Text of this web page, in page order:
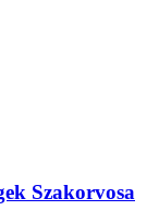
Szakorvosa